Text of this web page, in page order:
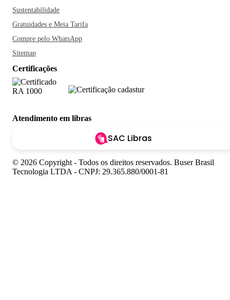
Sustentabilidade
Gratuidades e Meia Tarifa
Compre pelo WhatsApp
Sitemap
Certificações
Atendimento em libras
SAC Libras
© 2026 Copyright - Todos os direitos reservados. Buser Brasil
Tecnologia LTDA - CNPJ: 29.365.880/0001-81